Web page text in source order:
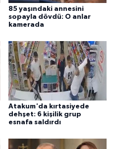
85 yaşındaki annesini
sopayla dövdü: O anlar
kamerada
Atakum'da kırtasiyede
dehşet: 6 kişilik grup
esnafa saldırdı